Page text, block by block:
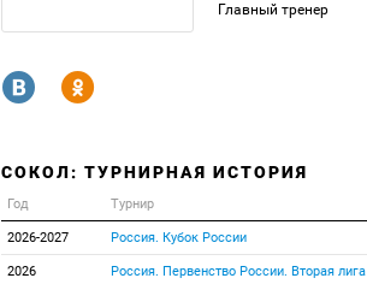
Главный тренер
R Y
СОКОЛ: ТУРНИРНАЯ ИСТОРИЯ
Год Турнир
2026-2027 Россия. Кубок России
2026 Россия. Первенство России. Вторая лига